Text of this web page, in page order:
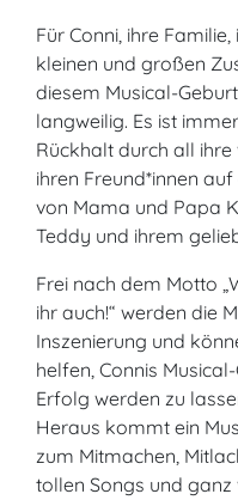
Für Conni, ihre
kleinen und großen
diesem Musical-
langweilig. Es ist
Rückhalt durch all ihre
ihren Freund*innen
von Mama und Papa
Teddy und ihrem
Frei nach dem Motto
ihr auch!“ werden die
Inszenierung und
helfen, Connis
Erfolg werden zu
Heraus kommt ein
zum Mitmachen,
tollen Songs und ganz